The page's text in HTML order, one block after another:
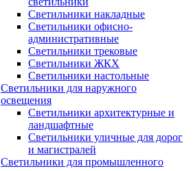
Светильники накладные
Светильники офисно-
административные
Светильники трековые
Светильники ЖКХ
Светильники настольные
Светильники для наружного
освещения
Светильники архитектурные и
ландшафтные
Светильники уличные для дорог
и магистралей
Светильники для промышленного